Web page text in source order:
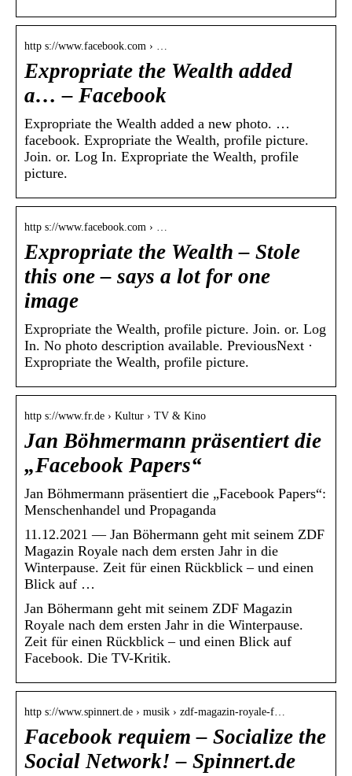
http s://www.facebook.com › …
Expropriate the Wealth added
a… – Facebook
Expropriate the Wealth added a new photo. …
facebook. Expropriate the Wealth, profile picture.
Join. or. Log In. Expropriate the Wealth, profile
picture.
http s://www.facebook.com › …
Expropriate the Wealth – Stole
this one – says a lot for one
image
Expropriate the Wealth, profile picture. Join. or. Log
In. No photo description available. PreviousNext ·
Expropriate the Wealth, profile picture.
http s://www.fr.de › Kultur › TV & Kino
Jan Böhmermann präsentiert die
„Facebook Papers“
Jan Böhmermann präsentiert die „Facebook Papers“:
Menschenhandel und Propaganda
11.12.2021 — Jan Böhermann geht mit seinem ZDF
Magazin Royale nach dem ersten Jahr in die
Winterpause. Zeit für einen Rückblick – und einen
Blick auf …
Jan Böhermann geht mit seinem ZDF Magazin
Royale nach dem ersten Jahr in die Winterpause.
Zeit für einen Rückblick – und einen Blick auf
Facebook. Die TV-Kritik.
http s://www.spinnert.de › musik › zdf-magazin-royale-f…
Facebook requiem – Socialize the
Social Network! – Spinnert.de